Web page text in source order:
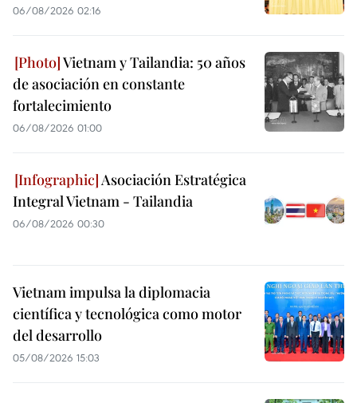
06/08/2026 02:16
Vietnam y Tailandia: 50 años
de asociación en constante
fortalecimiento
06/08/2026 01:00
Asociación Estratégica
Integral Vietnam - Tailandia
06/08/2026 00:30
Vietnam impulsa la diplomacia
científica y tecnológica como motor
del desarrollo
05/08/2026 15:03